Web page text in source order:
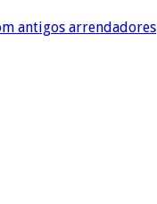
antigos arrendadores